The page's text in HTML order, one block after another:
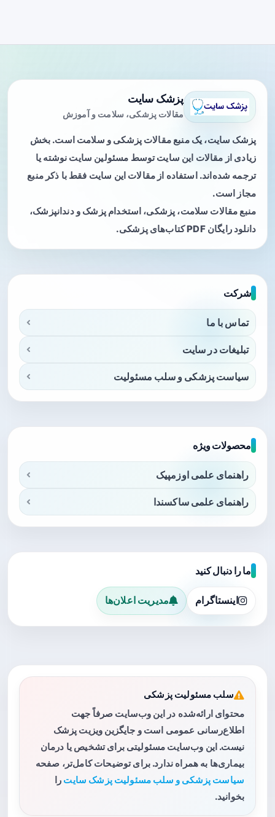
پزشک سایت
مقالات پزشکی، سلامت و آموزش
پزشک سایت، یک منبع مقالات پزشکی و سلامت است. بخش
زیادی از مقالات این سایت توسط مسئولین سایت نوشته یا
ترجمه شده‌اند. استفاده از مقالات این سایت فقط با ذکر منبع
مجاز است.
منبع مقالات سلامت، پزشکی، استخدام پزشک و دندانپزشک،
دانلود رایگان PDF کتاب‌های پزشکی.
شرکت
تماس با ما
تبلیغات در سایت
سیاست پزشکی و سلب مسئولیت
محصولات ویژه
راهنمای علمی اوزمپیک
راهنمای علمی ساکسندا
ما را دنبال کنید
اینستاگرام مدیریت اعلان‌ها
سلب مسئولیت پزشکی
محتوای ارائه‌شده در این وب‌سایت صرفاً جهت
اطلاع‌رسانی عمومی است و جایگزین ویزیت پزشک
نیست. این وب‌سایت مسئولیتی برای تشخیص یا درمان
بیماری‌ها به همراه ندارد. برای توضیحات کامل‌تر، صفحه
سیاست پزشکی و سلب مسئولیت پزشک سایت را
بخوانید.